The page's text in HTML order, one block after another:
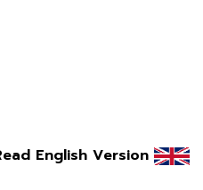
English Version